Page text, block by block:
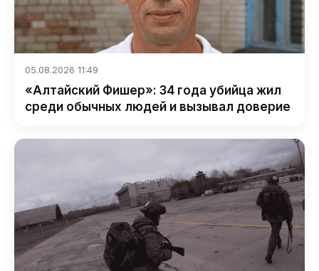
05.08.2026 11:49
«Алтайский Фишер»: 34 года убийца жил
среди обычных людей и вызывал доверие